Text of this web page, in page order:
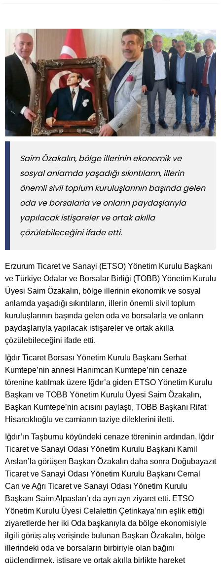
Saim Özakalın, bölge illerinin ekonomik ve
sosyal anlamda yaşadığı sıkıntıların, illerin
önemli sivil toplum kuruluşlarının başında gelen
oda ve borsalarla ve onların paydaşlarıyla
yapılacak istişareler ve ortak akılla
çözülebileceğini ifade etti.
Erzurum Ticaret ve Sanayi (ETSO) Yönetim Kurulu Başkanı
ve Türkiye Odalar ve Borsalar Birliği (TOBB) Yönetim Kurulu
Üyesi Saim Özakalın, bölge illerinin ekonomik ve sosyal
anlamda yaşadığı sıkıntıların, illerin önemli sivil toplum
kuruluşlarının başında gelen oda ve borsalarla ve onların
paydaşlarıyla yapılacak istişareler ve ortak akılla
çözülebileceğini ifade etti.
Iğdır Ticaret Borsası Yönetim Kurulu Başkanı Serhat
Kumtepe’nin annesi Hanımcan Kumtepe’nin cenaze
törenine katılmak üzere Iğdır’a giden ETSO Yönetim Kurulu
Başkanı ve TOBB Yönetim Kurulu Üyesi Saim Özakalın,
Başkan Kumtepe’nin acısını paylaştı, TOBB Başkanı Rifat
Hisarcıklıoğlu ve camianın taziye dileklerini iletti.
Iğdır’ın Taşburnu köyündeki cenaze töreninin ardından, Iğdır
Ticaret ve Sanayi Odası Yönetim Kurulu Başkanı Kamil
Arslan’la görüşen Başkan Özakalın daha sonra Doğubayazıt
Ticaret ve Sanayi Odası Yönetim Kurulu Başkanı Cemal
Can ve Ağrı Ticaret ve Sanayi Odası Yönetim Kurulu
Başkanı Saim Alpaslan’ı da ayrı ayrı ziyaret etti. ETSO
Yönetim Kurulu Üyesi Celalettin Çetinkaya’nın eşlik ettiği
ziyaretlerde her iki Oda başkanıyla da bölge ekonomisiyle
ilgili görüş alış verişinde bulunan Başkan Özakalın, bölge
illerindeki oda ve borsaların birbiriyle olan bağını
güçlendirmek, istişare ve ortak akılla birlikte hareket